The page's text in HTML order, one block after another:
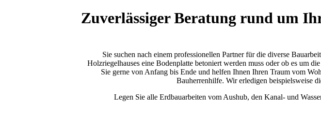
Zuverlässiger Beratung rund um
Sie suchen nach einem professionellen Partner für die diverse
Holzriegelhauses eine Bodenplatte betoniert werden muss oder ob es um
Sie gerne von Anfang bis Ende und helfen Ihnen Ihren Traum vom
Bauherrenhilfe. Wir erledigen beispielsweise
Legen Sie alle Erdbauarbeiten vom Aushub, den Kanal- und